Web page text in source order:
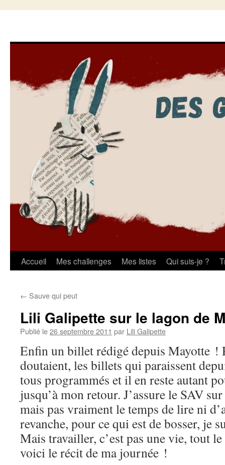
Aller
contenu
Accueil Mes challenges Mes listes Qui suis-je ?
← Sauve qui peut
Lili Galipette sur le lagon de
Publié le26 septembre 2011 par Lili Galipette
Enfin un billet rédigé depuis Mayotte !
doutaient, les billets qui paraissent
tous programmés et il en reste autant
jusqu’à mon retour. J’assure le SAV
mais pas vraiment le temps de lire ni
revanche, pour ce qui est de bosser, je
Mais travailler, c’est pas une vie, tout
voici le récit de ma journée !